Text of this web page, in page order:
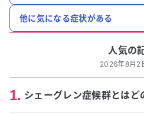
他に気になる症状がある
人気の
2026年8月2
1. シェーグレン症候群とはど